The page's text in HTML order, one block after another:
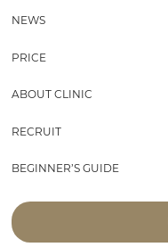
NEWS
PRICE
ABOUT CLINIC
RECRUIT
BEGINNER’S GUIDE